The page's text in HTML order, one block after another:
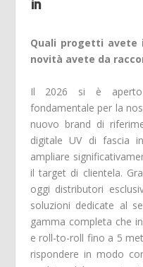
Quali progetti avete
novità avete da
Il 2026 si è
fondamentale per la
nuovo brand di
digitale UV di fascia
ampliare
il target di clientela.
oggi distributori
soluzioni dedicate al
gamma completa che
e roll-to-roll fino a 5
rispondere in modo